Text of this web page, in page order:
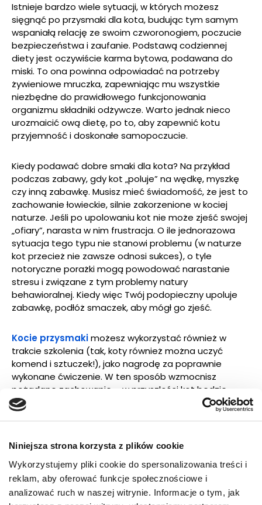
Niniejsza strona korzysta z plików cookie
Wykorzystujemy pliki cookie do spersonalizowania treści i
reklam, aby oferować funkcje społecznościowe i
analizować ruch w naszej witrynie. Informacje o tym, jak
Istnieje bardzo wiele sytuacji, w których możesz
sięgnąć po przysmaki dla kota, budując tym samym
wspaniałą relację ze swoim czworonogiem, poczucie
bezpieczeństwa i zaufanie. Podstawą codziennej
diety jest oczywiście karma bytowa, podawana do
miski. To ona powinna odpowiadać na potrzeby
żywieniowe mruczka, zapewniając mu wszystkie
niezbędne do prawidłowego funkcjonowania
organizmu składniki odżywcze. Warto jednak nieco
urozmaicić ową dietę, po to, aby zapewnić kotu
przyjemność i doskonałe samopoczucie.
Kiedy podawać dobre smaki dla kota? Na przykład
podczas zabawy, gdy kot „poluje” na wędkę, myszkę
czy inną zabawkę. Musisz mieć świadomość, że jest to
zachowanie łowieckie, silnie zakorzenione w kociej
naturze. Jeśli po upolowaniu kot nie może zjeść swojej
„ofiary”, narasta w nim frustracja. O ile jednorazowa
sytuacja tego typu nie stanowi problemu (w naturze
kot przecież nie zawsze odnosi sukces), o tyle
notoryczne porażki mogą powodować narastanie
stresu i związane z tym problemy natury
behawioralnej. Kiedy więc Twój podopieczny upoluje
zabawkę, podłóż smaczek, aby mógł go zjeść.
Kocie przysmakimożesz wykorzystać również w
trakcie szkolenia (tak, koty również można uczyć
komend i sztuczek!), jako nagrodę za poprawnie
wykonane ćwiczenie. W ten sposób wzmocnisz
pożądane zachowanie – w przyszłości kot będzie
prezentował je częściej i chętniej. Ponadto przysmaki
możesz wykorzystać m.in. w trakcie zabiegów
wszelkich nowości. Połączenie bodźca, który dla kota
jest nieznany, być może nieprzyjemny lub straszny, z
czymś przyjemnym (w tym przypadku ze
smakołykiem), pozwala oswoić „zło” i budzi dobre
skojarzenia.